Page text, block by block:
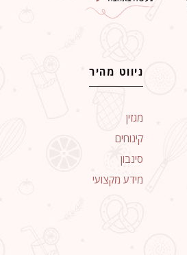
ניווט מהיר
מגזין
קינוחים
סינבון
מידע מקצועי